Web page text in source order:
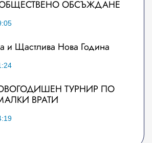
ОБСЪЖДАНЕ
и Щастлива Нова Година
ТУРНИР ПО
ВРАТИ